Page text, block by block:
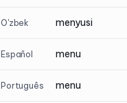
O'zbek menyusi
Español menu
Português menu